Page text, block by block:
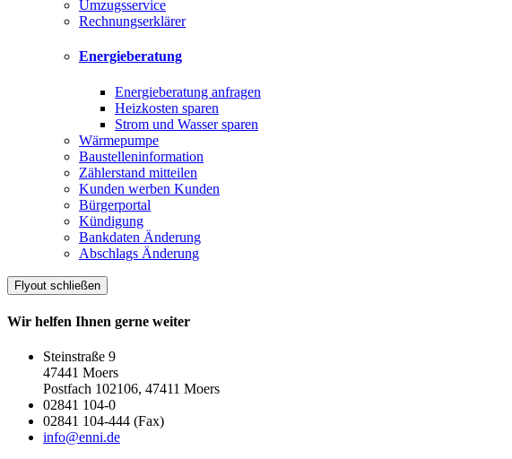
Umzugsservice
Rechnungserklärer
Energieberatung
Energieberatung anfragen
Heizkosten sparen
Strom und Wasser sparen
Wärmepumpe
Baustelleninformation
Zählerstand mitteilen
Kunden werben Kunden
Bürgerportal
Kündigung
Bankdaten Änderung
Abschlags Änderung
Flyout schließen
Wir helfen Ihnen gerne weiter
Steinstraße 9
47441 Moers
Postfach 102106, 47411 Moers
02841 104-0
02841 104-444 (Fax)
info@enni.de